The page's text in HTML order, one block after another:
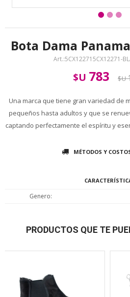
Bota Dama
5CX122715CX12271-
$U 783 $U
Una marca que tiene gran variedad de
pequeños hasta adultos y que se
captando perfectamente el espíritu y
MÉTODOS Y
Genero
PRODUCTOS QUE TE